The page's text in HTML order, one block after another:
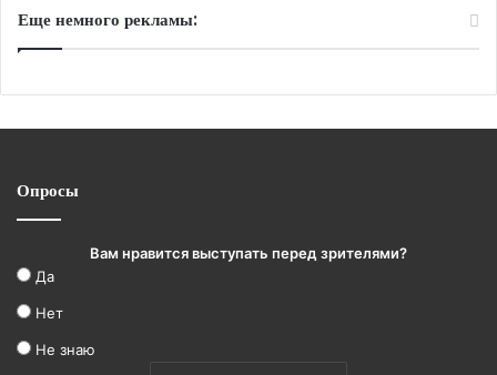
Еще немного рекламы:
Опросы
Вам нравится выступать перед зрителями?
Да
Нет
Не знаю